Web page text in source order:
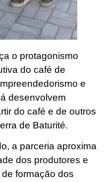
o protagonismo
do café de
e
desenvolvem
do café e de outros
de Baturité.
a parceria aproxima
dos produtores e
formação dos